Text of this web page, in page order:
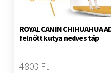
ROYAL CANIN CHIHUAHUA
felnőtt kutya nedves táp
4803 Ft